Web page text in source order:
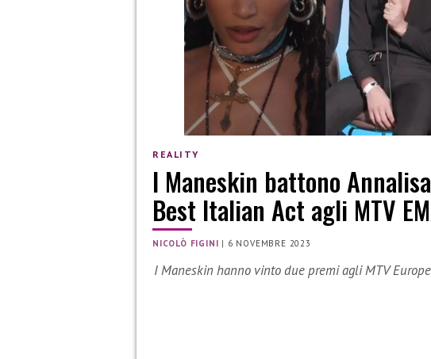
REALITY
I Maneskin battono
Best Italian Act agli MTV
NICOLÒ FIGINI | 6 NOVEMBRE 2023
I Maneskin hanno vinto due premi agli MTV